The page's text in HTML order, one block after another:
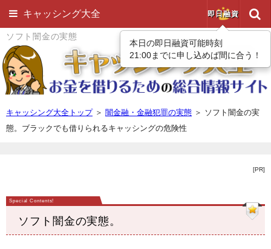
本日の即日融資可能時刻
21:00までに申し込めば間に合う！
キャッシング大全 即日融資
ソフト闇金の実態
キャッシング大全トップ＞ 闇金融・金融犯罪の実態 ＞ ソフト闇金の実
態。ブラックでも借りられるキャッシングの危険性
[PR]
ソフト闇金の実態。